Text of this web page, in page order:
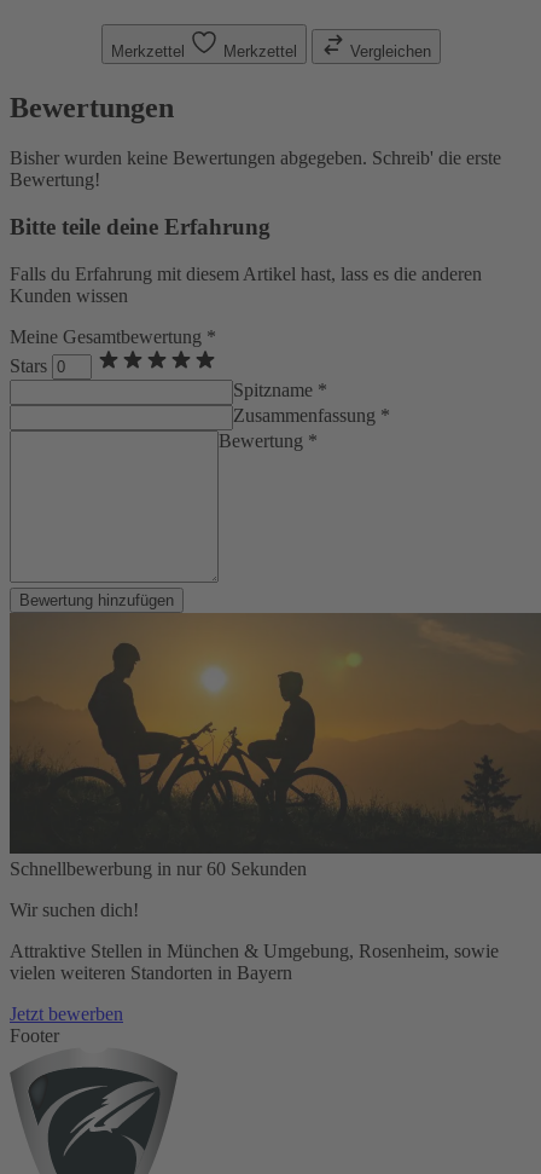
Merkzettel Merkzettel Vergleichen
Bewertungen
Bisher wurden keine Bewertungen abgegeben. Schreib' die erste
Bewertung!
Bitte teile deine Erfahrung
Falls du Erfahrung mit diesem Artikel hast, lass es die anderen
Kunden wissen
Meine Gesamtbewertung *
Stars
Spitzname *
Zusammenfassung *
Bewertung *
Bewertung hinzufügen
Schnellbewerbung in nur 60 Sekunden
Wir suchen dich!
Attraktive Stellen in München & Umgebung, Rosenheim, sowie
vielen weiteren Standorten in Bayern
Jetzt bewerben
Footer